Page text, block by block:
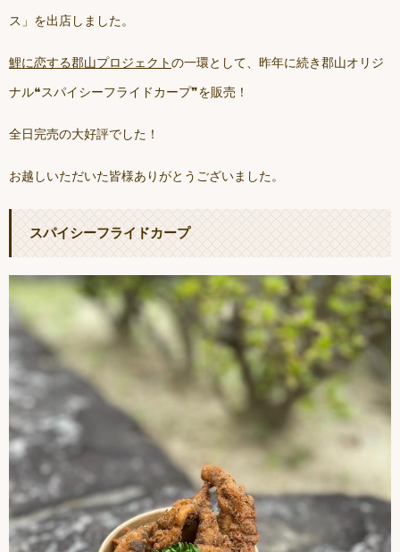
ス」を出店しました。
鯉に恋する郡山プロジェクト の一環として、昨年に続き郡山オリジ
ナル❝スパイシーフライドカープ❞を販売！
全日完売の大好評でした！
お越しいただいた皆様ありがとうございました。
スパイシーフライドカープ